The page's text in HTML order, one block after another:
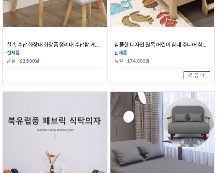
신제품
품절
68,500원
신제품
품절
174,000원
리뷰 : 1